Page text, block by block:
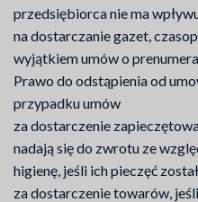
przedsiębiorca nie ma
na dostarczanie gazet,
wyjątkiem umów o
Prawo do odstąpienia od
przypadku umów
za dostarczenie
nadają się do zwrotu ze
higienę, jeśli ich pieczęć
za dostarczenie towarów,